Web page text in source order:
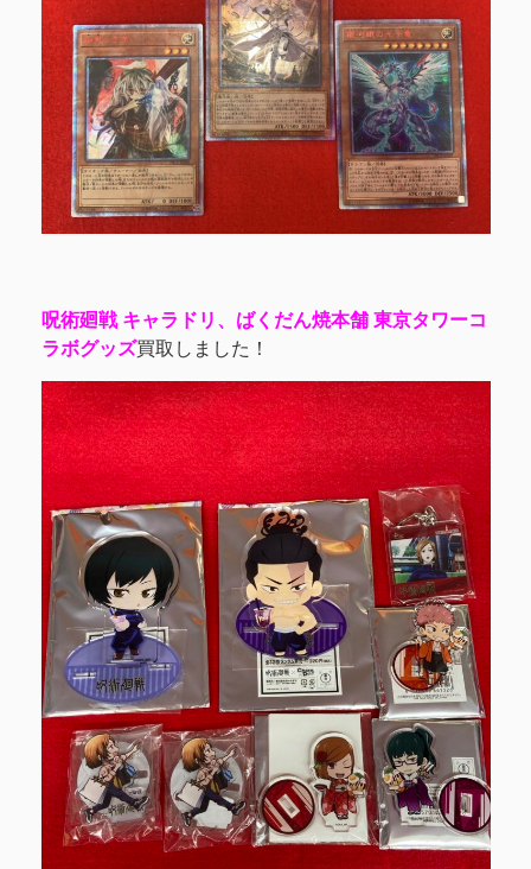
呪術廻戦 キャラドリ、ばくだん焼本舗 東京タワーコ
ラボグッズ買取しました！